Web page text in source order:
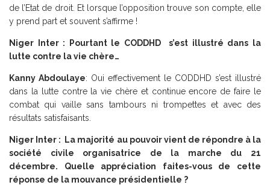
de l’Etat de droit. Et lorsque l’opposition trouve son compte, elle
y prend part et souvent s’affirme !
Niger Inter : Pourtant le CODDHD s’est illustré dans la
lutte contre la vie chère…
Kanny Abdoulaye: Oui effectivement le CODDHD s’est illustré
dans la lutte contre la vie chère et continue encore de faire le
combat qui vaille sans tambours ni trompettes et avec des
résultats satisfaisants.
Niger Inter : La majorité au pouvoir vient de répondre à la
société civile organisatrice de la marche du 21
décembre. Quelle appréciation faites-vous de cette
réponse de la mouvance présidentielle ?